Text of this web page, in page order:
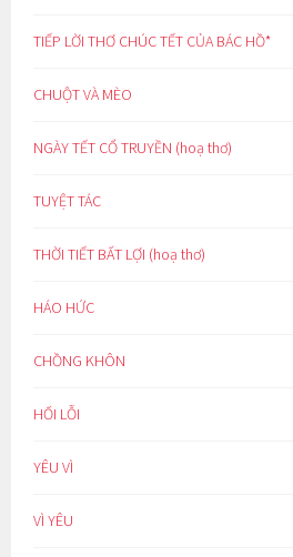
TIẾP LỜI THƠ CHÚC TẾT CỦA BÁC HỒ*
CHUỘT VÀ MÈO
NGÀY TẾT CỔ TRUYỀN (hoạ thơ)
TUYỆT TÁC
THỜI TIẾT BẤT LỢI (hoạ thơ)
HÁO HỨC
CHỒNG KHÔN
HỐI LỖI
YÊU VÌ
VÌ YÊU